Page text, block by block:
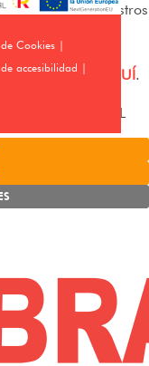
Cookies|
accesibilidad |
analizar nuestros
con tus
a partir de tus
Puedes
preferencias
AQUÍ.
DEL